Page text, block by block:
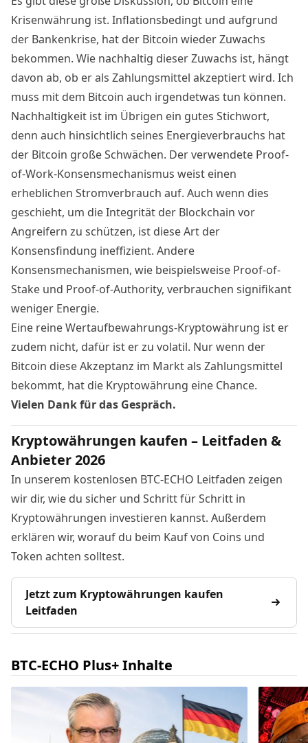
Krisenwährung ist. Inflationsbedingt und aufgrund
der Bankenkrise, hat der Bitcoin wieder Zuwachs
bekommen. Wie nachhaltig dieser Zuwachs ist, hängt
davon ab, ob er als Zahlungsmittel akzeptiert wird. Ich
muss mit dem Bitcoin auch irgendetwas tun können.
Nachhaltigkeit ist im Übrigen ein gutes Stichwort,
denn auch hinsichtlich seines Energieverbrauchs hat
der Bitcoin große Schwächen. Der verwendete Proof-
of-Work-Konsensmechanismus weist einen
erheblichen Stromverbrauch auf. Auch wenn dies
geschieht, um die Integrität der Blockchain vor
Angreifern zu schützen, ist diese Art der
Konsensfindung ineffizient. Andere
Konsensmechanismen, wie beispielsweise Proof-of-
Stake und Proof-of-Authority, verbrauchen signifikant
weniger Energie.
Eine reine Wertaufbewahrungs-Kryptowährung ist er
zudem nicht, dafür ist er zu volatil. Nur wenn der
Bitcoin diese Akzeptanz im Markt als Zahlungsmittel
bekommt, hat die Kryptowährung eine Chance.
Vielen Dank für das Gespräch.
Kryptowährungen kaufen – Leitfaden &
Anbieter 2026
In unserem kostenlosen BTC-ECHO Leitfaden zeigen
wir dir, wie du sicher und Schritt für Schritt in
Kryptowährungen investieren kannst. Außerdem
erklären wir, worauf du beim Kauf von Coins und
Token achten solltest.
Jetzt zum Kryptowährungen kaufen
Leitfaden
BTC-ECHO Plus+ Inhalte